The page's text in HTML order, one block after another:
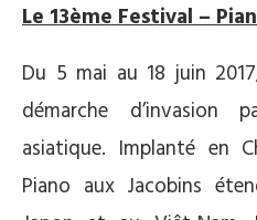
Le 13ème Festival –
Du 5 mai au 18 juin
démarche d’invasion
asiatique. Implanté en
Piano aux Jacobins